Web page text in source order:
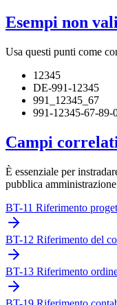
Esempi non
Usa questi punti come
12345
DE-991-12345
991_12345_67
991-12345-67-89-
Campi
È essenziale per
pubblica amministrazione
BT-11 Riferimento
BT-12 Riferimento del
BT-13 Riferimento